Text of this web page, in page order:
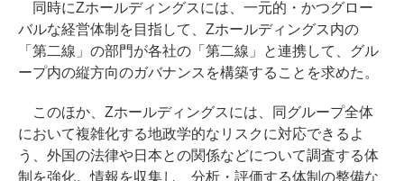
同時にZホールディングスには、一元的・かつグロー
バルな経営体制を目指して、Zホールディングス内の
「第二線」の部門が各社の「第二線」と連携して、グル
ープ内の縦方向のガバナンスを構築することを求めた。
このほか、Zホールディングスには、同グループ全体
において複雑化する地政学的なリスクに対応できるよ
う、外国の法律や日本との関係などについて調査する体
制を強化。情報を収集し、分析・評価する体制の整備な